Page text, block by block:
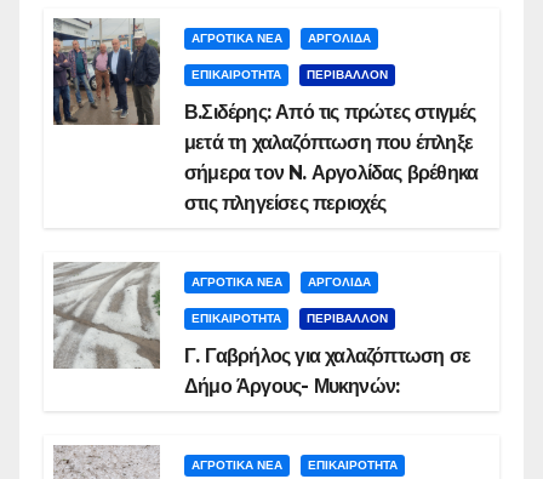
ΑΓΡΟΤΙΚΑ ΝΕΑ ΑΡΓΟΛΙΔΑ
ΕΠΙΚΑΙΡΟΤΗΤΑ ΠΕΡΙΒΑΛΛΟΝ
Β.Σιδέρης: Από τις πρώτες στιγμές
μετά τη χαλαζόπτωση που έπληξε
σήμερα τον N. Αργολίδας βρέθηκα
στις πληγείσες περιοχές
ΑΓΡΟΤΙΚΑ ΝΕΑ ΑΡΓΟΛΙΔΑ
ΕΠΙΚΑΙΡΟΤΗΤΑ ΠΕΡΙΒΑΛΛΟΝ
Γ. Γαβρήλος για χαλαζόπτωση σε
Δήμο Άργους- Μυκηνών:
ΑΓΡΟΤΙΚΑ ΝΕΑ ΕΠΙΚΑΙΡΟΤΗΤΑ